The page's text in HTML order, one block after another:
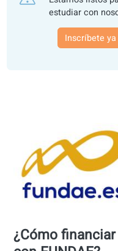
Esta
Te
de elegir el